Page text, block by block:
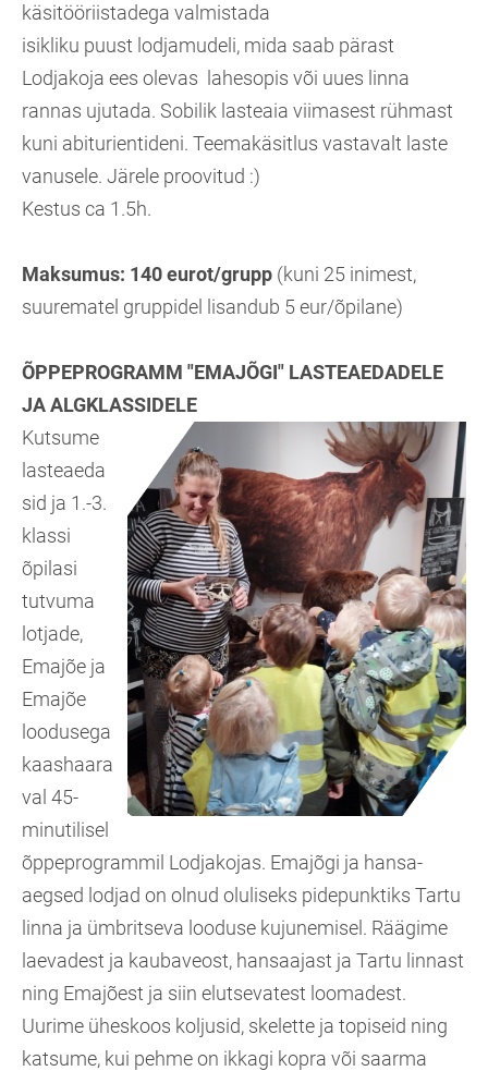
käsitööriistadega valmistada
isikliku puust lodjamudeli, mida saab pärast
Lodjakoja ees olevas lahesopis või uues linna
rannas ujutada. Sobilik lasteaia viimasest rühmast
kuni abiturientideni. Teemakäsitlus vastavalt laste
vanusele. Järele proovitud :)
Kestus ca 1.5h.
Maksumus: 140 eurot/grupp (kuni 25 inimest,
suurematel gruppidel lisandub 5 eur/õpilane)
ÕPPEPROGRAMM "EMAJÕGI" LASTEAEDADELE
JA ALGKLASSIDELE
Kutsume
lasteaeda
sid ja 1.-3.
klassi
õpilasi
tutvuma
lotjade,
Emajõe ja
Emajõe
loodusega
kaashaara
val 45-
minutilisel
õppeprogrammil Lodjakojas. Emajõgi ja hansa-
aegsed lodjad on olnud oluliseks pidepunktiks Tartu
linna ja ümbritseva looduse kujunemisel. Räägime
laevadest ja kaubaveost, hansaajast ja Tartu linnast
ning Emajõest ja siin elutsevatest loomadest.
Uurime üheskoos koljusid, skelette ja topiseid ning
katsume, kui pehme on ikkagi kopra või saarma